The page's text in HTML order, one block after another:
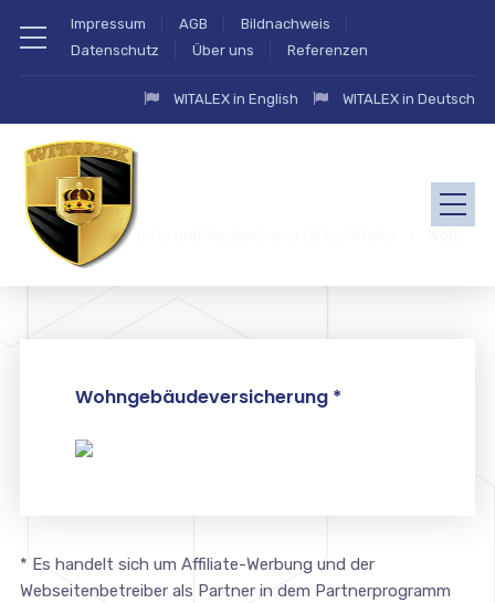
Impressum AGB
Bildnachweis
Datenschutz
Über uns Referenzen
WITALEX in English WITALEX in Deutsch
zahlung.eu Angebote und Vergleichsportal by Witalex
Wohngebäudeversicherung *
* Es handelt sich um Affiliate-Werbung und der
Webseitenbetreiber als Partner in dem Partnerprogramm